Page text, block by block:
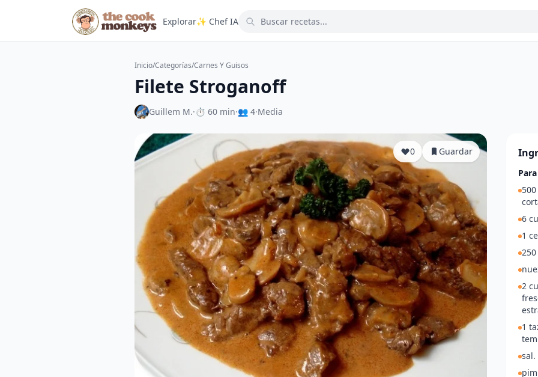
Explorar✨ Chef IA
Inicio/Categorías/Carnes Y Guisos
Filete Stroganoff
Guillem M.·⏱ 60 min·👥 4·Media
0 Guardar
6
1
2
1
sal.